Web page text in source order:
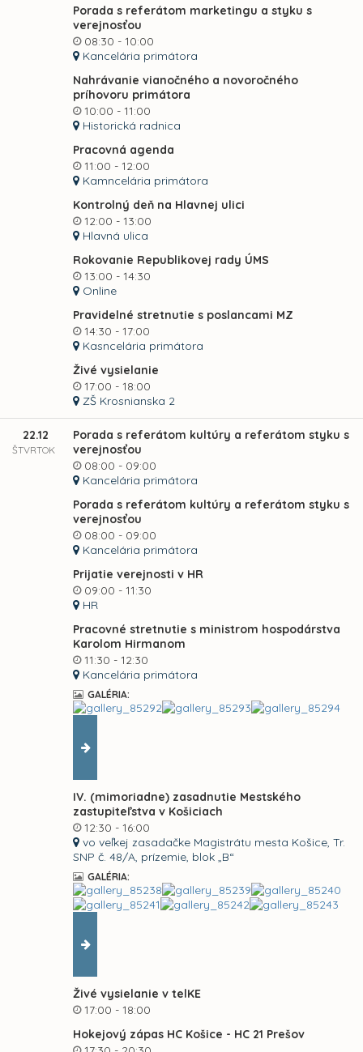
Porada s referátom marketingu a styku s
verejnosťou
08:30 - 10:00
Kancelária primátora
Nahrávanie vianočného a novoročného
príhovoru primátora
10:00 - 11:00
Historická radnica
Pracovná agenda
11:00 - 12:00
Kamncelária primátora
Kontrolný deň na Hlavnej ulici
12:00 - 13:00
Hlavná ulica
Rokovanie Republikovej rady ÚMS
13:00 - 14:30
Online
Pravidelné stretnutie s poslancami MZ
14:30 - 17:00
Kasncelária primátora
Živé vysielanie
17:00 - 18:00
ZŠ Krosnianska 2
22.12
ŠTVRTOK
Porada s referátom kultúry a referátom styku s
verejnosťou
08:00 - 09:00
Kancelária primátora
Porada s referátom kultúry a referátom styku s
verejnosťou
08:00 - 09:00
Kancelária primátora
Prijatie verejnosti v HR
09:00 - 11:30
HR
Pracovné stretnutie s ministrom hospodárstva
Karolom Hirmanom
11:30 - 12:30
Kancelária primátora
GALÉRIA:
IV. (mimoriadne) zasadnutie Mestského
zastupiteľstva v Košiciach
12:30 - 16:00
vo veľkej zasadačke Magistrátu mesta Košice, Tr.
SNP č. 48/A, prízemie, blok „B“
GALÉRIA:
Živé vysielanie v telKE
17:00 - 18:00
Hokejový zápas HC Košice - HC 21 Prešov